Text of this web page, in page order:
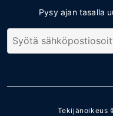
Pysy ajan tasalla
Tekijänoikeus